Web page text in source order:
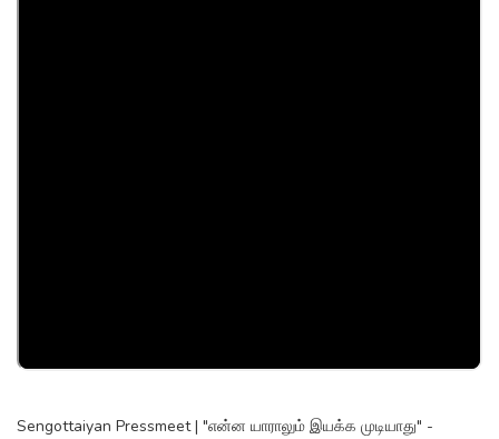
Sengottaiyan Pressmeet | "என்ன யாராலும் இயக்க முடியாது" -